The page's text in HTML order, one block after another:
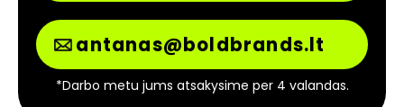
antanas@boldbrands.lt
*Darbo metu jums atsakysime per 4 valandas.